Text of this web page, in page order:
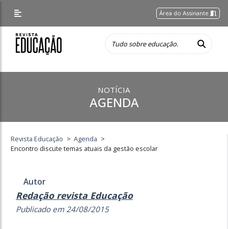
Área do Assinante
NOTÍCIA
AGENDA
Revista Educação > Agenda >
Encontro discute temas atuais da gestão escolar
Autor
Redação revista Educação
Publicado em 24/08/2015